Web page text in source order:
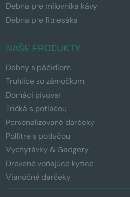
Debna pre milovníka kávy
Debna pre fitnesáka
NAŠE PRODUKTY
Debny s páčidlom
Truhlice so zámočkom
Domáci pivovar
Tričká s potlačou
Personalizované darčeky
Pollitre s potlačou
Vychytávky & Gadgety
Drevené voňajúce kytice
Vianočné darčeky